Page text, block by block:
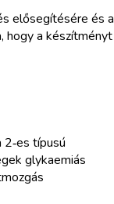
elősegítésére és a
hogy a készítményt
típusú
glykaemiás